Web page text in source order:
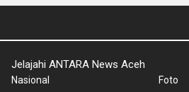
Jelajahi ANTARA News Aceh
Nasional
Foto